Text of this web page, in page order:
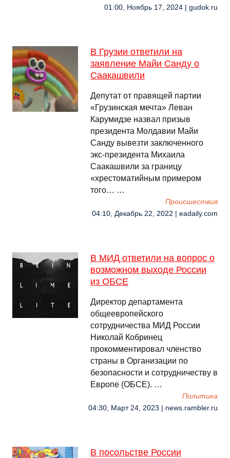
01:00, Ноябрь 17, 2024 | gudok.ru
В Грузии ответили на
заявление Майи Санду о
Саакашвили
Депутат от правящей партии
«Грузинская мечта» Леван
Карумидзе назвал призыв
президента Молдавии Майи
Санду вывезти заключенного
экс-президента Михаила
Саакашвили за границу
«хрестоматийным примером
того… …
Происшествия
04:10, Декабрь 22, 2022 | eadaily.com
В МИД ответили на вопрос о
возможном выходе России
из ОБСЕ
Директор департамента
общеевропейского
сотрудничества МИД России
Николай Кобринец
прокомментировал членство
страны в Организации по
безопасности и сотрудничеству в
Европе (ОБСЕ). …
Политика
04:30, Март 24, 2023 | news.rambler.ru
В посольстве России